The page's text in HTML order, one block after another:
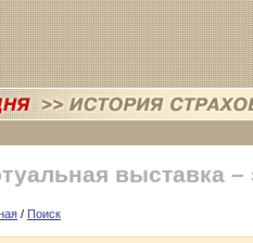
выставка –
/ Поиск